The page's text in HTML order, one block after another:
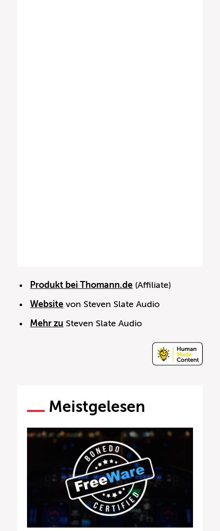
Produkt bei Thomann.de (Affiliate)
Website von Steven Slate Audio
Mehr zu Steven Slate Audio
Meistgelesen